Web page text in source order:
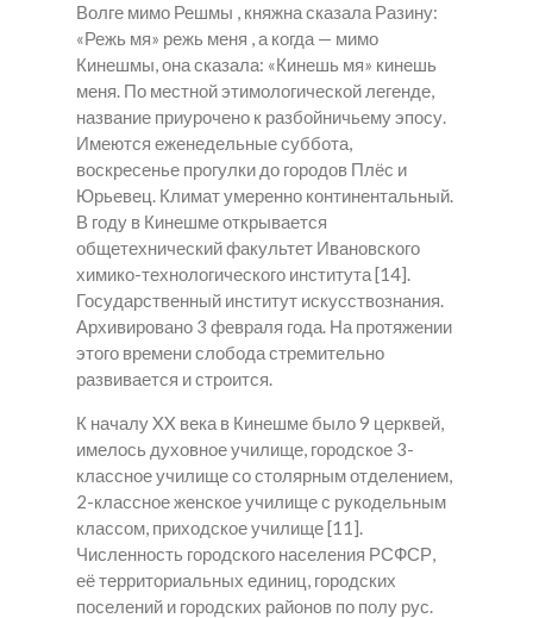
Волге мимо Решмы , княжна сказала Разину:
«Режь мя» режь меня , а когда — мимо
Кинешмы, она сказала: «Кинешь мя» кинешь
меня. По местной этимологической легенде,
название приурочено к разбойничьему эпосу.
Имеются еженедельные суббота,
воскресенье прогулки до городов Плёс и
Юрьевец. Климат умеренно континентальный.
В году в Кинешме открывается
общетехнический факультет Ивановского
химико-технологического института [14].
Государственный институт искусствознания.
Архивировано 3 февраля года. На протяжении
этого времени слобода стремительно
развивается и строится.
К началу XX века в Кинешме было 9 церквей,
имелось духовное училище, городское 3-
классное училище со столярным отделением,
2-классное женское училище с рукодельным
классом, приходское училище [11].
Численность городского населения РСФСР,
её территориальных единиц, городских
поселений и городских районов по полу рус.